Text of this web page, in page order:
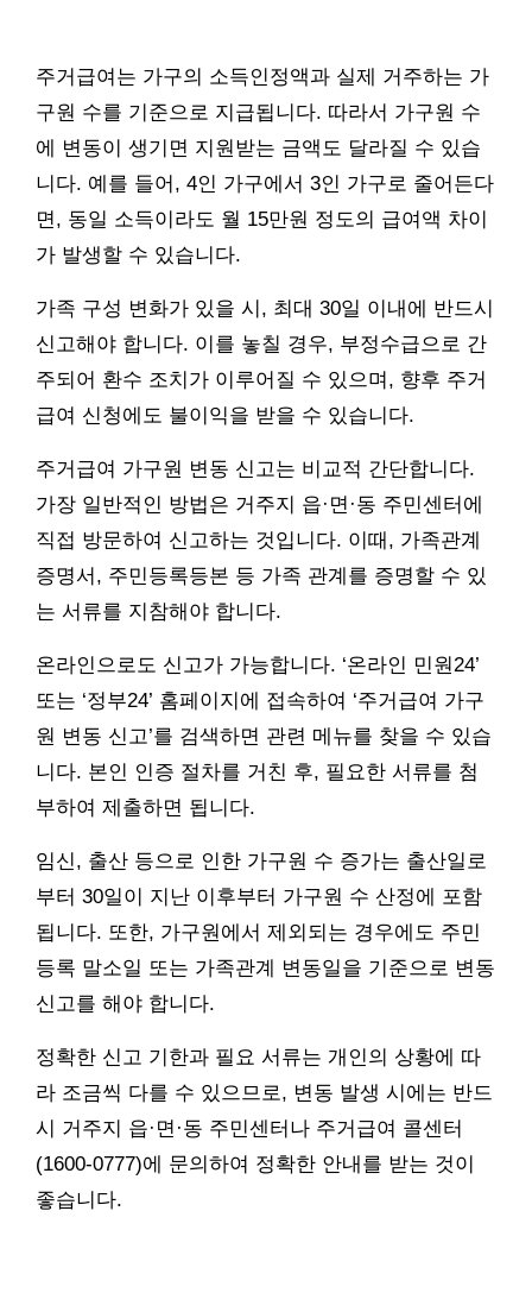
주거급여는 가구의 소득인정액과 실제 거주하는 가
구원 수를 기준으로 지급됩니다. 따라서 가구원 수
에 변동이 생기면 지원받는 금액도 달라질 수 있습
니다. 예를 들어, 4인 가구에서 3인 가구로 줄어든다
면, 동일 소득이라도 월 15만원 정도의 급여액 차이
가 발생할 수 있습니다.
가족 구성 변화가 있을 시, 최대 30일 이내에 반드시
신고해야 합니다. 이를 놓칠 경우, 부정수급으로 간
주되어 환수 조치가 이루어질 수 있으며, 향후 주거
급여 신청에도 불이익을 받을 수 있습니다.
주거급여 가구원 변동 신고는 비교적 간단합니다.
가장 일반적인 방법은 거주지 읍·면·동 주민센터에
직접 방문하여 신고하는 것입니다. 이때, 가족관계
증명서, 주민등록등본 등 가족 관계를 증명할 수 있
는 서류를 지참해야 합니다.
온라인으로도 신고가 가능합니다. ‘온라인 민원24’
또는 ‘정부24’ 홈페이지에 접속하여 ‘주거급여 가구
원 변동 신고’를 검색하면 관련 메뉴를 찾을 수 있습
니다. 본인 인증 절차를 거친 후, 필요한 서류를 첨
부하여 제출하면 됩니다.
임신, 출산 등으로 인한 가구원 수 증가는 출산일로
부터 30일이 지난 이후부터 가구원 수 산정에 포함
됩니다. 또한, 가구원에서 제외되는 경우에도 주민
등록 말소일 또는 가족관계 변동일을 기준으로 변동
신고를 해야 합니다.
정확한 신고 기한과 필요 서류는 개인의 상황에 따
라 조금씩 다를 수 있으므로, 변동 발생 시에는 반드
시 거주지 읍·면·동 주민센터나 주거급여 콜센터
(1600-0777)에 문의하여 정확한 안내를 받는 것이
좋습니다.